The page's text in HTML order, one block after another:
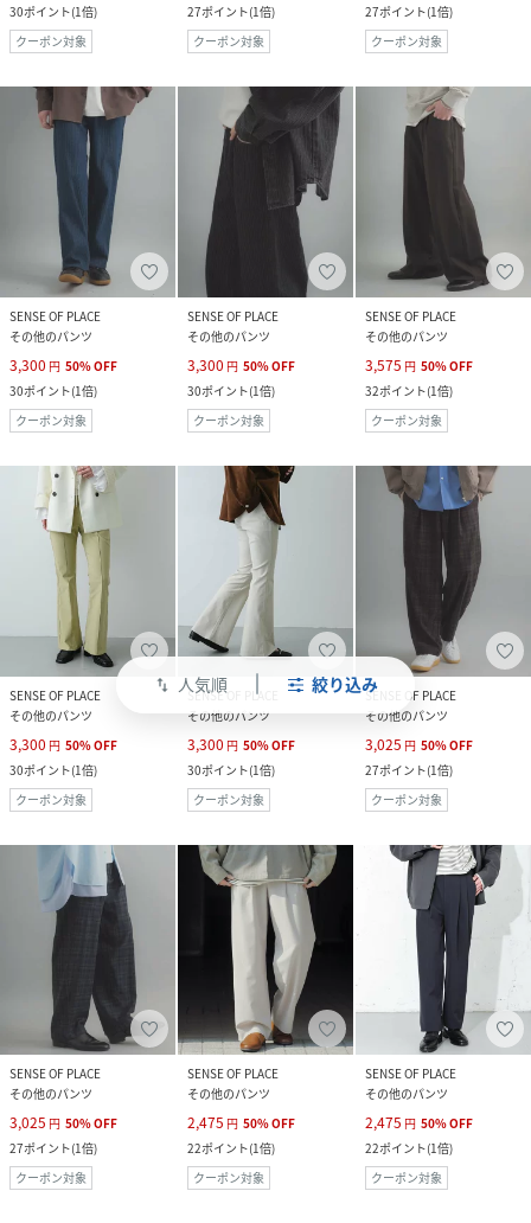
swap_vert 人気順 絞り込み
30ポイント(1倍)
クーポン対象
27ポイント(1倍)
クーポン対象
27ポイント(1倍)
クーポン対象
SENSE OF PLACE
その他のパンツ
3,300 円 50%OFF
30ポイント(1倍)
クーポン対象
SENSE OF PLACE
その他のパンツ
3,300 円 50%OFF
30ポイント(1倍)
クーポン対象
SENSE OF PLACE
その他のパンツ
3,575 円 50%OFF
32ポイント(1倍)
クーポン対象
SENSE OF PLACE
その他のパンツ
3,300 円 50%OFF
30ポイント(1倍)
クーポン対象
SENSE OF PLACE
その他のパンツ
3,300 円 50%OFF
30ポイント(1倍)
クーポン対象
SENSE OF PLACE
その他のパンツ
3,025 円 50%OFF
27ポイント(1倍)
クーポン対象
SENSE OF PLACE
その他のパンツ
3,025 円 50%OFF
27ポイント(1倍)
クーポン対象
SENSE OF PLACE
その他のパンツ
2,475 円 50%OFF
22ポイント(1倍)
クーポン対象
SENSE OF PLACE
その他のパンツ
2,475 円 50%OFF
22ポイント(1倍)
クーポン対象